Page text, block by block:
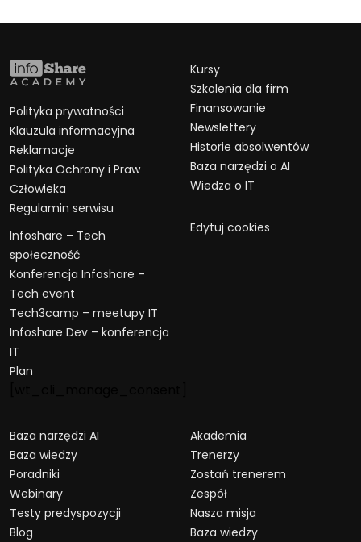
Polityka prywatności
Klauzula informacyjna
Reklamacje
Polityka Ochrony i Praw
Człowieka
Regulamin serwisu
Infoshare – Tech
społeczność
Konferencja Infoshare –
Tech event
Tech3camp – meetupy IT
Infoshare Dev – konferencja
IT
Plan
Kursy
Szkolenia dla firm
Finansowanie
Newslettery
Historie absolwentów
Baza narzędzi o AI
Wiedza o IT
Edytuj cookies
Baza narzędzi AI
Baza wiedzy
Poradniki
Webinary
Testy predyspozycji
Blog
Akademia
Trenerzy
Zostań trenerem
Zespół
Nasza misja
Baza wiedzy